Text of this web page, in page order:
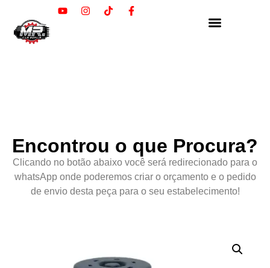
Encontrou o que Procura?
Clicando no botão abaixo você será redirecionado para o
whatsApp onde poderemos criar o orçamento e o pedido
de envio desta peça para o seu estabelecimento!